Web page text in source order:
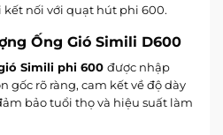
nối với quạt hút phi 600.
Ống Gió Simili D600
Simili phi 600 được nhập
gốc rõ ràng, cam kết về độ dày
bảo tuổi thọ và hiệu suất làm